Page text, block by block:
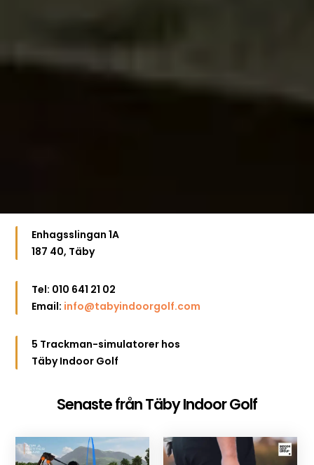
Enhagsslingan 1A
187 40, Täby
Tel: 010 641 21 02
Email: info@tabyindoorgolf.com
5 Trackman-simulatorer hos
Täby Indoor Golf
Senaste från Täby Indoor Golf